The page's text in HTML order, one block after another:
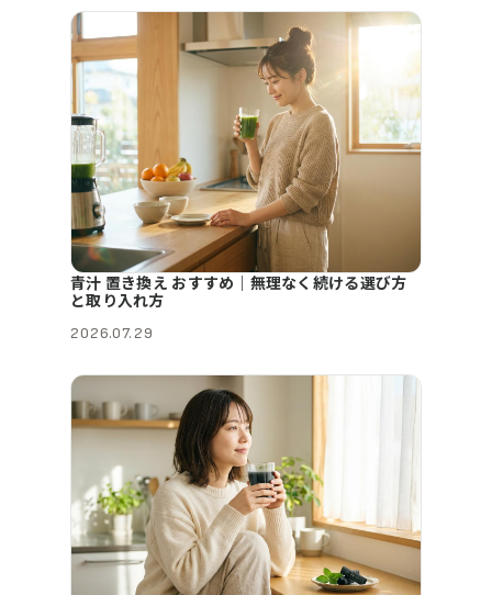
青汁 置き換え おすすめ｜無理なく続ける選び方
と取り入れ方
2026.07.29